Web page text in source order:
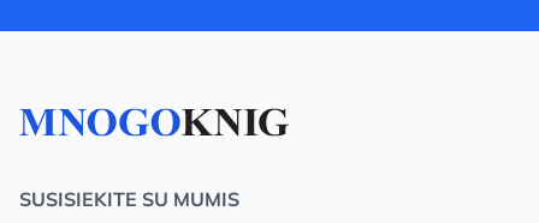
SUSISIEKITE SU MUMIS